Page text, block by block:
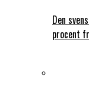
Den
procent